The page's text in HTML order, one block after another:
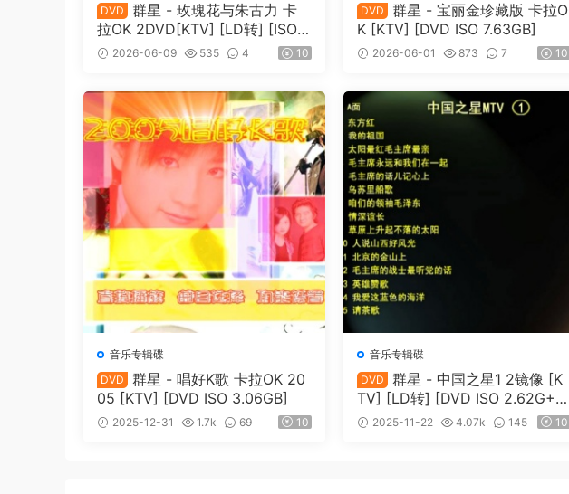
DVD
群星 - 玫瑰花与朱古力 卡
拉OK 2DVD[KTV] [LD转] [ISO
3.48G+3.50G]
2026-06-09 535 4 10
DVD
群星 - 宝丽金珍藏版 卡拉O
K [KTV] [DVD ISO 7.63GB]
2026-06-01 873 7 10
音乐专辑碟
DVD
群星 - 唱好K歌 卡拉OK 20
05 [KTV] [DVD ISO 3.06GB]
2025-12-31 1.7k 69 10
音乐专辑碟
DVD
群星 - 中国之星1 2镜像 [K
TV] [LD转] [DVD ISO 2.62G+2.
70G]2025-11-22 4.07k 145 10